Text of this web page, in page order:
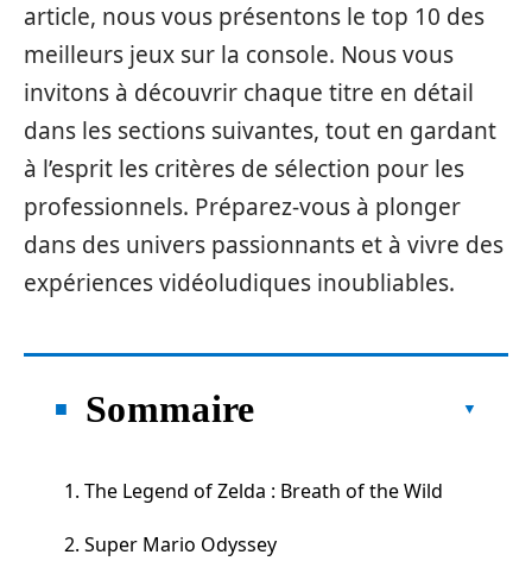
article, nous vous présentons le top 10 des
meilleurs jeux sur la console. Nous vous
invitons à découvrir chaque titre en détail
dans les sections suivantes, tout en gardant
à l’esprit les critères de sélection pour les
professionnels. Préparez-vous à plonger
dans des univers passionnants et à vivre des
expériences vidéoludiques inoubliables.
Sommaire
1. The Legend of Zelda : Breath of the Wild
2. Super Mario Odyssey